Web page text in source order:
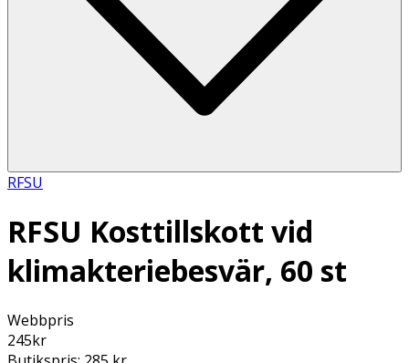
RFSU
RFSU Kosttillskott vid
klimakteriebesvär, 60 st
Webbpris
245kr